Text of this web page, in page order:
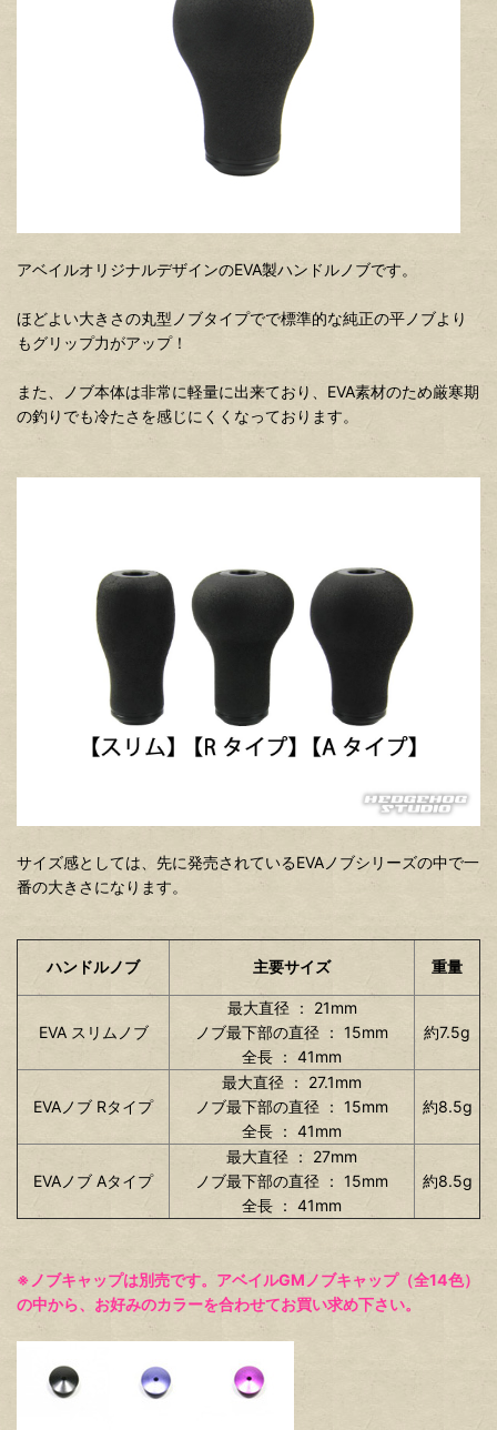
アベイルオリジナルデザインのEVA製ハンドルノブです。
ほどよい大きさの丸型ノブタイプでで標準的な純正の平ノブより
もグリップ力がアップ！
また、ノブ本体は非常に軽量に出来ており、EVA素材のため厳寒期
の釣りでも冷たさを感じにくくなっております。
サイズ感としては、先に発売されているEVAノブシリーズの中で一
番の大きさになります。
ハンドルノブ 主要サイズ 重量
EVA スリムノブ
最大直径 ： 21mm
ノブ最下部の直径 ： 15mm
全長 ： 41mm
約7.5g
EVAノブ Rタイプ
最大直径 ： 27.1mm
ノブ最下部の直径 ： 15mm
全長 ： 41mm
約8.5g
EVAノブ Aタイプ
最大直径 ： 27mm
ノブ最下部の直径 ： 15mm
全長 ： 41mm
約8.5g
※ノブキャップは別売です。アベイルGMノブキャップ（全14色）
の中から、お好みのカラーを合わせてお買い求め下さい。